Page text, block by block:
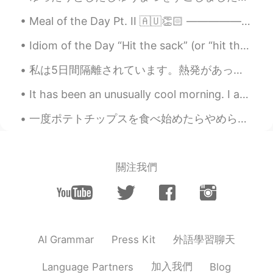
Meal of the Day Pt. II 🇦🇺👏🏻 —————————————————————— Ladies and Gentlemen, Welcome to another e...
Idiom of the Day “Hit the sack” (or “hit the hay”) If you tell someone you’re going to “hit the...
私は5日間隔離されています。熱発があったから。🤒今もう元気です！よかった！☺️ でも、まだ仕事させれていません。😓 この花をくれました。嬉しいです！ 今、日本語を練習したいです。誰かは電話で日本...
It has been an unusually cool morning. I am not complaining though. Back to work. Have a great Da...
一度ポテトチップスを食べ始めたらやめられません。 日本には小分けサイズのパックがあるのがうれしいです。 米国では大きな問題でした。 コストコサイズのトルティーヤチップの袋は、私にとって最も危険で...
關注我們
AI Grammar Press Kit 外語學習聊天
Language Partners 加入我們 Blog